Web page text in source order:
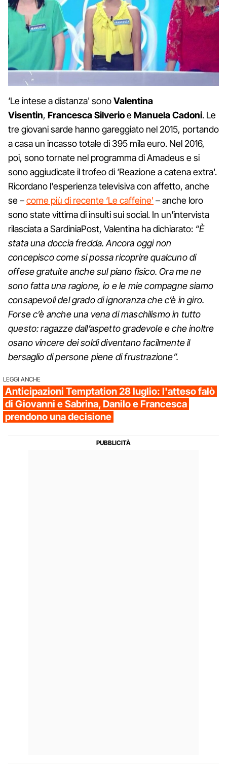
‘Le intese a distanza' sonoValentina
Visentin, Francesca SilverioeManuela Cadoni. Le
tre giovani sarde hanno gareggiato nel 2015, portando
a casa un incasso totale di 395 mila euro. Nel 2016,
poi, sono tornate nel programma di Amadeus e si
sono aggiudicate il trofeo di ‘Reazione a catena extra'.
Ricordano l'esperienza televisiva con affetto, anche
se –come più di recente ‘Le caffeine' – anche loro
sono state vittima di insulti sui social. In un'intervista
rilasciata a SardiniaPost, Valentina ha dichiarato: “È
stata una doccia fredda. Ancora oggi non
concepisco come si possa ricoprire qualcuno di
offese gratuite anche sul piano fisico. Ora me ne
sono fatta una ragione, io e le mie compagne siamo
consapevoli del grado di ignoranza che c’è in giro.
Forse c’è anche una vena di maschilismo in tutto
questo: ragazze dall’aspetto gradevole e che inoltre
osano vincere dei soldi diventano facilmente il
bersaglio di persone piene di frustrazione”.
LEGGI ANCHE
Anticipazioni Temptation 28 luglio: l'atteso falò
di Giovanni e Sabrina, Danilo e Francesca
prendono una decisione